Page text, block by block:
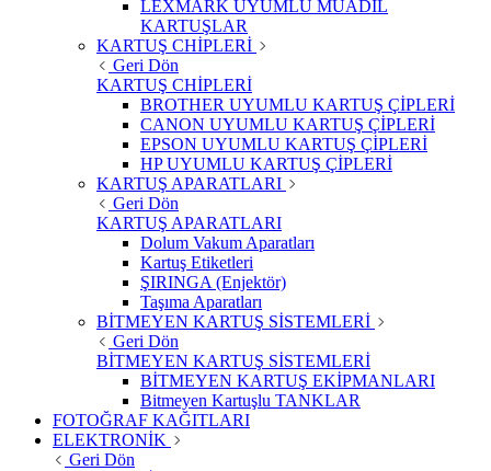
LEXMARK UYUMLU MUADİL
KARTUŞLAR
KARTUŞ CHİPLERİ
Geri Dön
KARTUŞ CHİPLERİ
BROTHER UYUMLU KARTUŞ ÇİPLERİ
CANON UYUMLU KARTUŞ ÇİPLERİ
EPSON UYUMLU KARTUŞ ÇİPLERİ
HP UYUMLU KARTUŞ ÇİPLERİ
KARTUŞ APARATLARI
Geri Dön
KARTUŞ APARATLARI
Dolum Vakum Aparatları
Kartuş Etiketleri
ŞIRINGA (Enjektör)
Taşıma Aparatları
BİTMEYEN KARTUŞ SİSTEMLERİ
Geri Dön
BİTMEYEN KARTUŞ SİSTEMLERİ
BİTMEYEN KARTUŞ EKİPMANLARI
Bitmeyen Kartuşlu TANKLAR
FOTOĞRAF KAĞITLARI
ELEKTRONİK
Geri Dön